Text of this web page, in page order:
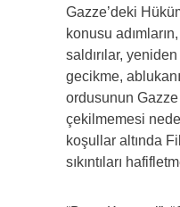
Gazze’deki
konusu
saldırılar,
gecikme,
ordusunun Gazze
çekilmemesi
koşullar altında
sıkıntıları